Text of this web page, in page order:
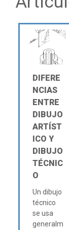
DIFERE
NCIAS
ENTRE
DIBUJO
ARTÍST
ICO Y
DIBUJO
TÉCNIC
O
Un dibujo
técnico
se usa
generalm